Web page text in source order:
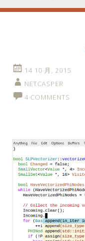
14 10 月, 2015
NETCASPER
4 COMMENTS